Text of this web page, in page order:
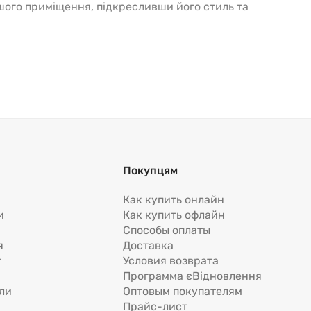
приміщення, підкресливши його стиль та
кольорів, текстур та матеріалів, щоб
У нас в асортименті ви знайдете куточки
Покупцям
Как купить онлайн
Как купить офлайн
Способы оплаты
Доставка
Условия возврата
Программа єВідновлення
Оптовым покупателям
Прайс-лист